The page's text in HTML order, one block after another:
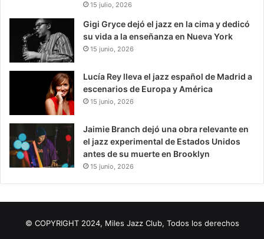
15 julio, 2026
Gigi Gryce dejó el jazz en la cima y dedicó
su vida a la enseñanza en Nueva York
15 junio, 2026
Lucía Rey lleva el jazz español de Madrid a
escenarios de Europa y América
15 junio, 2026
Jaimie Branch dejó una obra relevante en
el jazz experimental de Estados Unidos
antes de su muerte en Brooklyn
15 junio, 2026
© COPYRIGHT 2024, Miles Jazz Club, Todos los derechos